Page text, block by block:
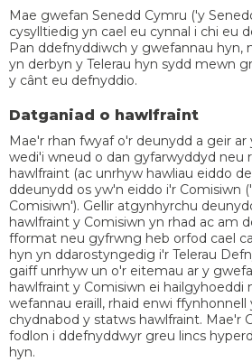
Mae gwefan Senedd Cymru ('y
cysylltiedig yn cael eu cynnal i chi eu
Pan ddefnyddiwch y gwefannau hyn,
yn derbyn y Telerau hyn sydd mewn
y cânt eu defnyddio.
Datganiad o hawlfraint
Mae'r rhan fwyaf o'r deunydd a geir
wedi'i wneud o dan gyfarwyddyd neu
hawlfraint (ac unrhyw hawliau eiddo
ddeunydd os yw'n eiddo i'r Comisiwn
Comisiwn'). Gellir atgynhyrchu
hawlfraint y Comisiwn yn rhad ac am
fformat neu gyfrwng heb orfod cael
hyn yn ddarostyngedig i'r Telerau
gaiff unrhyw un o'r eitemau ar y
hawlfraint y Comisiwn ei hailgyhoeddi
wefannau eraill, rhaid enwi ffynhonnell
chydnabod y statws hawlfraint. Mae'r
fodlon i ddefnyddwyr greu lincs
hyn.